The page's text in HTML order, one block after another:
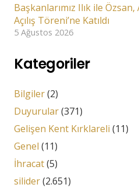
Başkanlarımız Ilık ile Özsan,
Açılış Töreni’ne Katıldı
5 Ağustos 2026
Kategoriler
Bilgiler(2)
Duyurular(371)
Gelişen Kent Kırklareli (11)
Genel (11)
İhracat(5)
silider(2.651)